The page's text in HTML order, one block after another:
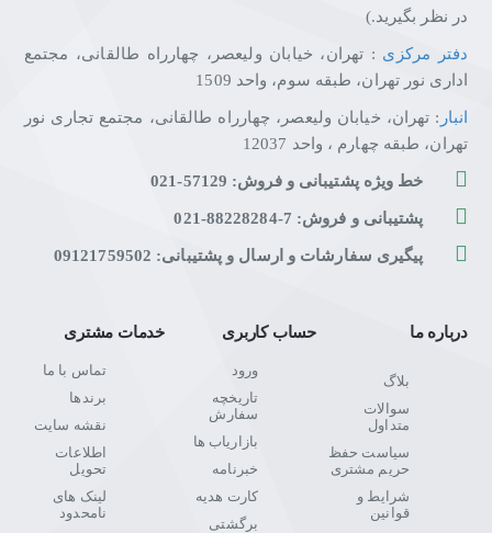
در نظر بگیرید.)
دفتر مرکزی : تهران، خیابان ولیعصر، چهارراه طالقانی، مجتمع
اداری نور تهران، طبقه سوم، واحد 1509
انبار : تهران، خیابان ولیعصر، چهارراه طالقانی، مجتمع تجاری نور
تهران، طبقه چهارم ، واحد 12037
خط ویژه پشتیبانی و فروش: 57129-021
پشتیبانی و فروش: 7-88228284-021
پیگیری سفارشات و ارسال و پشتیبانی: 09121759502
درباره ما
بلاگ
سوالات
متداول
سیاست حفظ
حریم مشتری
شرایط و
قوانین
حساب کاربری
ورود
تاریخچه
سفارش
بازاریاب ها
خبرنامه
کارت هدیه
برگشتی
خدمات مشتری
تماس با ما
برندها
نقشه سایت
اطلاعات
تحویل
لینک های
نامحدود